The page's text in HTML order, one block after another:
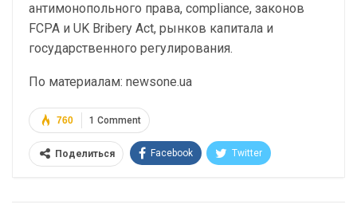
антимонопольного права, compliance, законов
FCPA и UK Bribery Act, рынков капитала и
государственного регулирования.
По материалам: newsone.ua
1 Comment
760
Поделиться Facebook Twitter